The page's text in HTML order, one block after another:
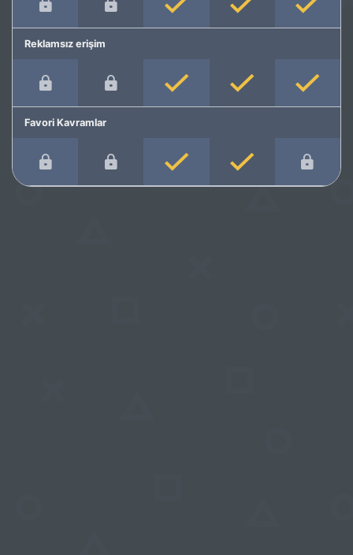
Reklamsız erişim
Favori Kavramlar